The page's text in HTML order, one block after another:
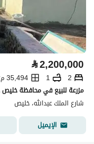
⃁2,200,000
2
1
35,494 م2
مزرعة للبيع في محافظة
شارع الملك عبدالله، خليص
الإيميل